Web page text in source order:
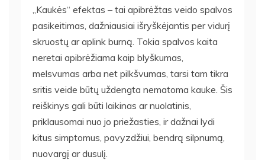
„Kaukės“ efektas – tai apibrėžtas veido spalvos
pasikeitimas, dažniausiai išryškėjantis per vidurį
skruostų ar aplink burną. Tokia spalvos kaita
neretai apibrėžiama kaip blyškumas,
melsvumas arba net pilkšvumas, tarsi tam tikra
sritis veide būtų uždengta nematoma kauke. Šis
reiškinys gali būti laikinas ar nuolatinis,
priklausomai nuo jo priežasties, ir dažnai lydi
kitus simptomus, pavyzdžiui, bendrą silpnumą,
nuovargį ar dusulį.